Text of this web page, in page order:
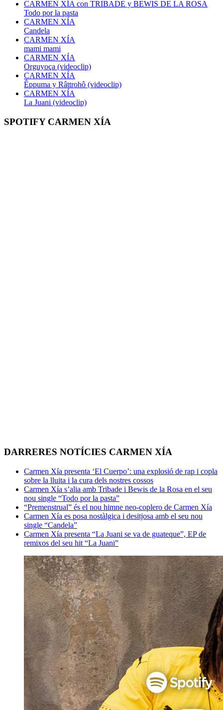
CARMEN XÍA con TRIBADE y BEWIS DE LA ROSA
Todo por la pasta
CARMEN XÍA
Candela
CARMEN XÍA
mami mami
CARMEN XÍA
Orguyoça (videoclip)
CARMEN XÍA
Êppuma y Râttrohô (videoclip)
CARMEN XÍA
La Juani (videoclip)
SPOTIFY CARMEN XÍA
DARRERES NOTÍCIES CARMEN XÍA
Carmen Xía presenta ‘El Cuerpo’: una explosió de rap i copla
sobre la lluita i la cura dels nostres cossos
Carmen Xía s’alia amb Tribade i Bewis de la Rosa en el seu
nou single “Todo por la pasta”
“Premenstrual” és el nou himne neo-coplero de Carmen Xía
Carmen Xía es posa nostàlgica i desitjosa amb el seu nou
single “Candela”
Carmen Xía presenta “La Juani se va de guateque”, EP de
remixos del seu hit “La Juani”